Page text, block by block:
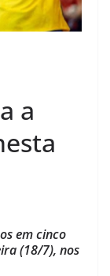
a
em cinco
(18/7), nos